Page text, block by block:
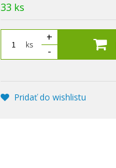
33 ks
ks
+
-
Pridať do wishlistu